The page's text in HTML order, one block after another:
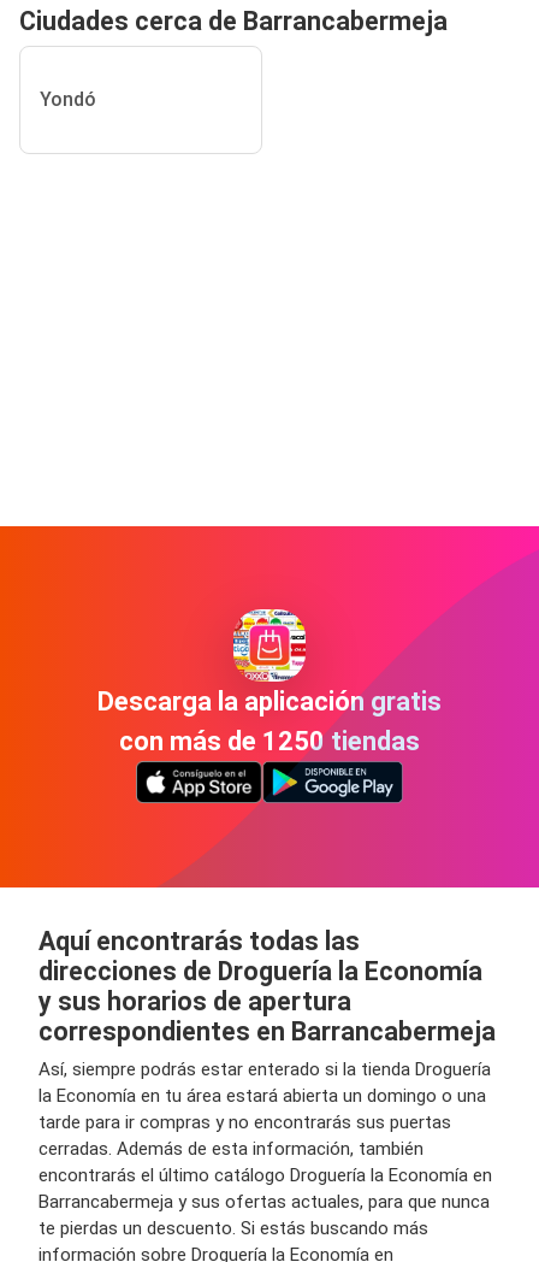
Ciudades cerca de Barrancabermeja
Yondó
Descarga la aplicación gratis
con más de 1250 tiendas
Aquí encontrarás todas las
direcciones de Droguería la Economía
y sus horarios de apertura
correspondientes en Barrancabermeja
Así, siempre podrás estar enterado si la tienda Droguería
la Economía en tu área estará abierta un domingo o una
tarde para ir compras y no encontrarás sus puertas
cerradas. Además de esta información, también
encontrarás el último catálogo Droguería la Economía en
Barrancabermeja y sus ofertas actuales, para que nunca
te pierdas un descuento. Si estás buscando más
información sobre Droguería la Economía en